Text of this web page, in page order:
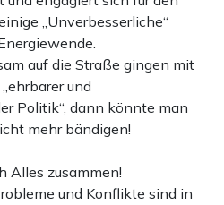
„Unverbesserliche“
auf die Straße gingen mit
und
Politik“, dann könnte man
mehr bändigen!
Alles zusammen!
und Konflikte sind in